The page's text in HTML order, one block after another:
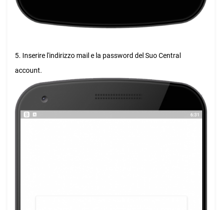
5. Inserire l'indirizzo mail e la password del Suo Central
account.